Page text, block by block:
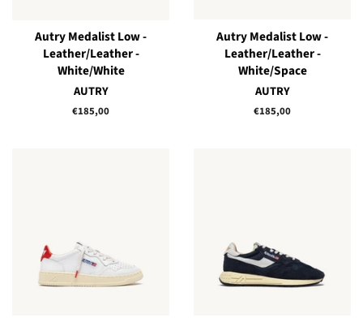
Autry Medalist Low -
Leather/Leather -
White/White
AUTRY
Prix
€185,00
Autry Medalist Low -
Leather/Leather -
White/Space
AUTRY
Prix
€185,00